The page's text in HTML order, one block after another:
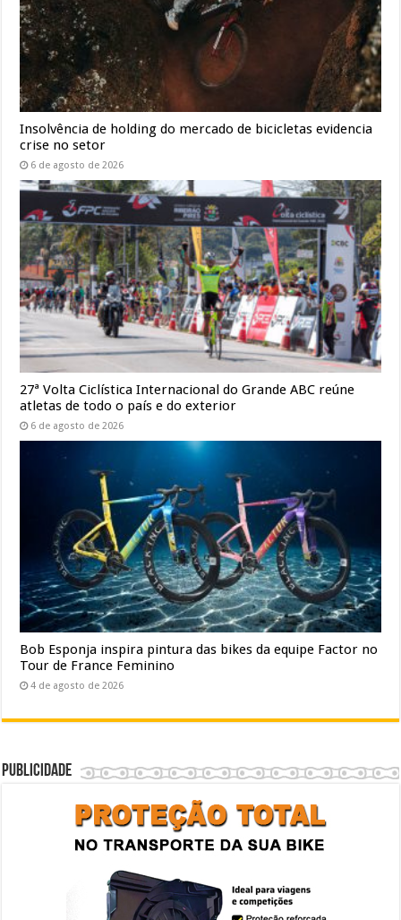
Insolvência de holding do mercado de bicicletas evidencia
crise no setor
6 de agosto de 2026
27ª Volta Ciclística Internacional do Grande ABC reúne
atletas de todo o país e do exterior
6 de agosto de 2026
Bob Esponja inspira pintura das bikes da equipe Factor no
Tour de France Feminino
4 de agosto de 2026
Publicidade